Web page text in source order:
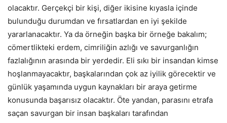
olacaktır. Gerçekçi bir kişi, diğer ikisine kıyasla içinde
bulunduğu durumdan ve fırsatlardan en iyi şekilde
yararlanacaktır. Ya da örneğin başka bir örneğe bakalım;
cömertlikteki erdem, cimriliğin azlığı ve savurganlığın
fazlalığının arasında bir yerdedir. Eli sıkı bir insandan kimse
hoşlanmayacaktır, başkalarından çok az iyilik görecektir ve
günlük yaşamında uygun kaynakları bir araya getirme
konusunda başarısız olacaktır. Öte yandan, parasını etrafa
saçan savurgan bir insan başkaları tarafından